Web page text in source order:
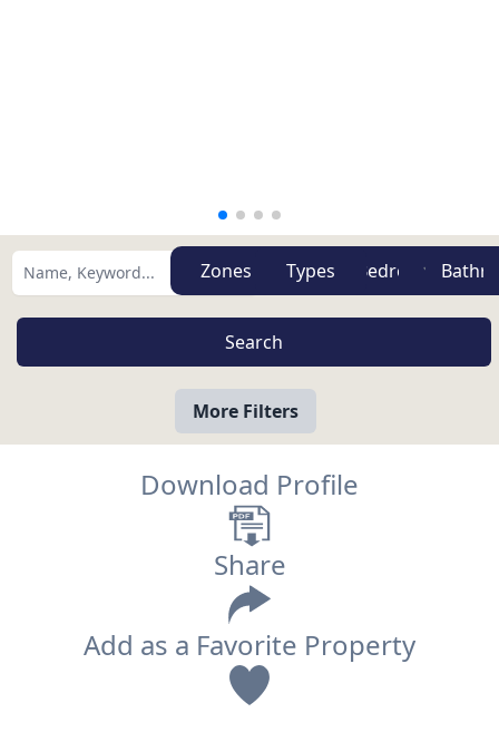
Zones Types
More Filters
Download Profile
Share
Add as a Favorite Property